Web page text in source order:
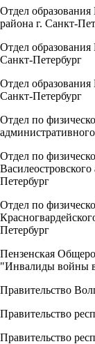
Отдел
района г. Санкт-
Отдел
Санкт-Петербург
Отдел
Санкт-Петербург
Отдел по
Отдел по
Петербург
Отдел по
Петербург
Пензенская
"Инвалиды войны
Правительство
Правительство
Правительство